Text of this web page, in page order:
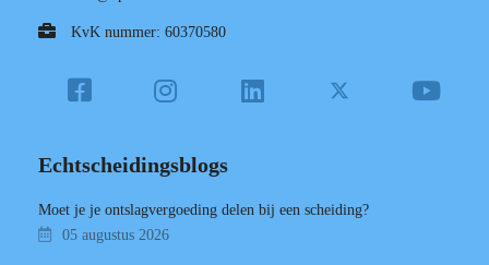
KvK nummer: 60370580
Echtscheidingsblogs
Moet je je ontslagvergoeding delen bij een scheiding?
05 augustus 2026